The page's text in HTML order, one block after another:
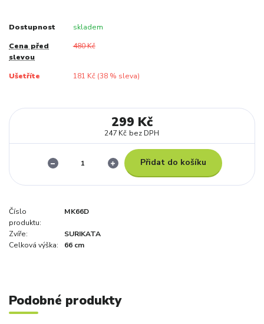
Dostupnost skladem
Cena před
slevou
480 Kč
Ušetříte 181 Kč (38% sleva)
299 Kč
247 Kč bez DPH
Přidat do košíku
Číslo
produktu:
MK66D
Zvíře:
SURIKATA
Celková výška:
66 cm
Podobné produkty